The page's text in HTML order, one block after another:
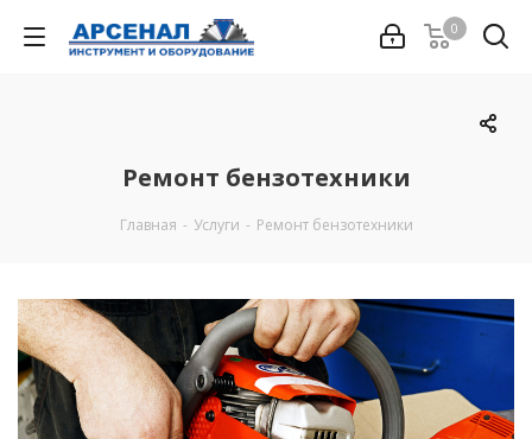
0
Ремонт бензотехники
Главная - Услуги - Ремонт бензотехники